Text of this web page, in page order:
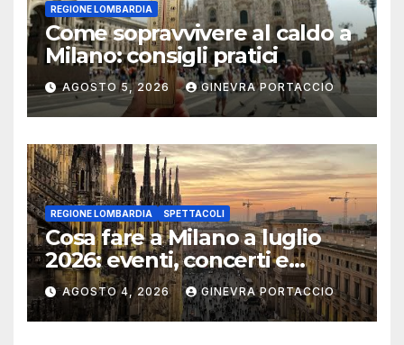
REGIONE LOMBARDIA
Come sopravvivere al caldo a
Milano: consigli pratici
AGOSTO 5, 2026 GINEVRA PORTACCIO
REGIONE LOMBARDIA SPETTACOLI
Cosa fare a Milano a luglio
2026: eventi, concerti e
mostre
AGOSTO 4, 2026 GINEVRA PORTACCIO